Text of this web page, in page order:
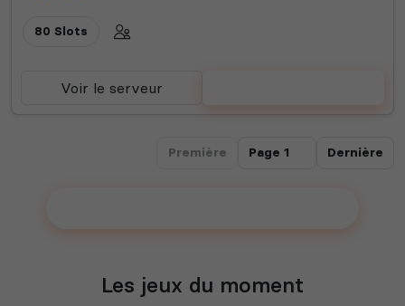
80 Slots
Voir le serveur
Première Dernière
Les jeux du moment